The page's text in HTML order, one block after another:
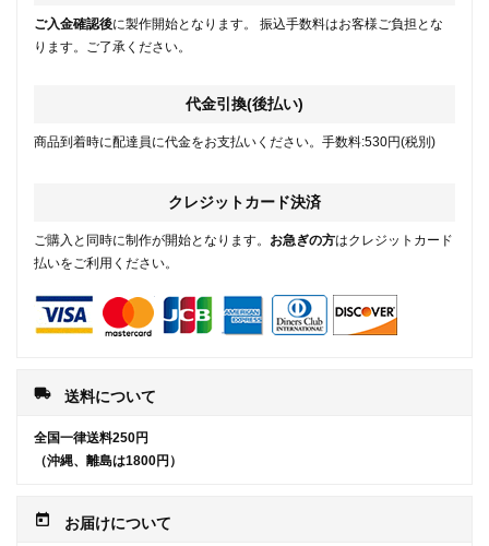
ご入金確認後に製作開始となります。 振込手数料はお客様ご負担とな
ります。ご了承ください。
代金引換(後払い)
商品到着時に配達員に代金をお支払いください。手数料:530円(税別)
クレジットカード決済
ご購入と同時に制作が開始となります。 お急ぎの方はクレジットカード
払いをご利用ください。
local_shipping 送料について
全国一律送料250円
（沖縄、離島は1800円）
today お届けについて